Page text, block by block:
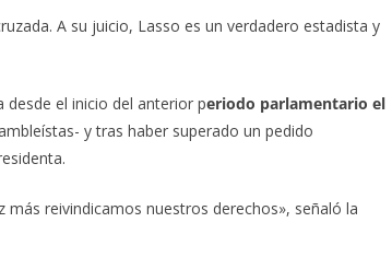
A su juicio, Lasso es un verdadero estadista y
desde el inicio del anterior periodo parlamentario el
y tras haber superado un pedido
reivindicamos nuestros derechos», señaló la